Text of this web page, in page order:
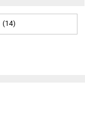
(14)